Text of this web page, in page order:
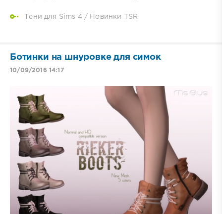
Тени для Sims 4/ Новинки TSR
Ботинки на шнуровке для симок
10/09/2016 14:17